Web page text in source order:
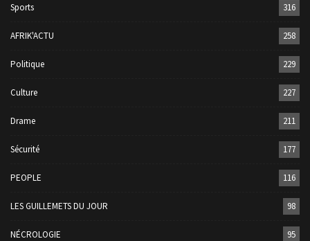
Sports 316
AFRIK'ACTU 258
Politique 229
Culture 227
Drame 211
Sécurité 177
PEOPLE 116
LES GUILLEMETS DU JOUR 98
NÉCROLOGIE 95